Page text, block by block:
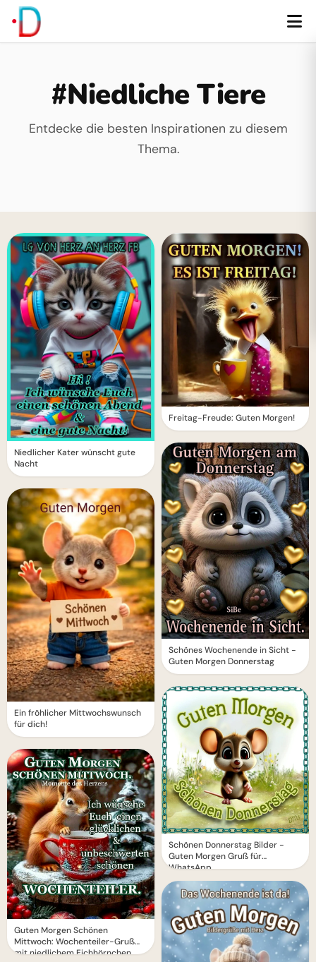
#Niedliche Tiere
Entdecke die besten Inspirationen zu diesem
Thema.
Niedlicher Kater wünscht gute
Nacht
Ein fröhlicher Mittwochswunsch
für dich!
Guten Morgen Schönen
Mittwoch: Wochenteiler-Gruß
mit niedlichem Eichhörnchen
Freitag-Freude: Guten Morgen!
Schönes Wochenende in Sicht -
Guten Morgen Donnerstag
Schönen Donnerstag Bilder -
Guten Morgen Gruß für
WhatsApp